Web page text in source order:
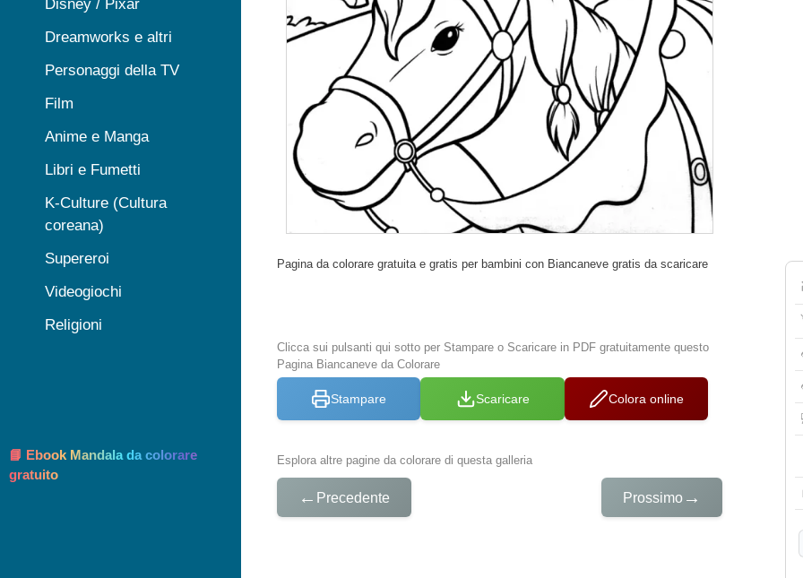
Pagina da colorare gratuita e gratis per bambini con Biancaneve gratis da scaricare
Clicca sui pulsanti qui sotto per Stampare o Scaricare in PDF gratuitamente questo
Pagina Biancaneve da Colorare
Stampare Scaricare Colora online
Esplora altre pagine da colorare di questa galleria
← Precedente Prossimo →
Disney / Pixar
Dreamworks e altri
Personaggi della TV
Film
Anime e Manga
Libri e Fumetti
K-Culture (Cultura
coreana)
Supereroi
Videogiochi
Religioni
📘 Ebook Mandala da colorare
gratuito